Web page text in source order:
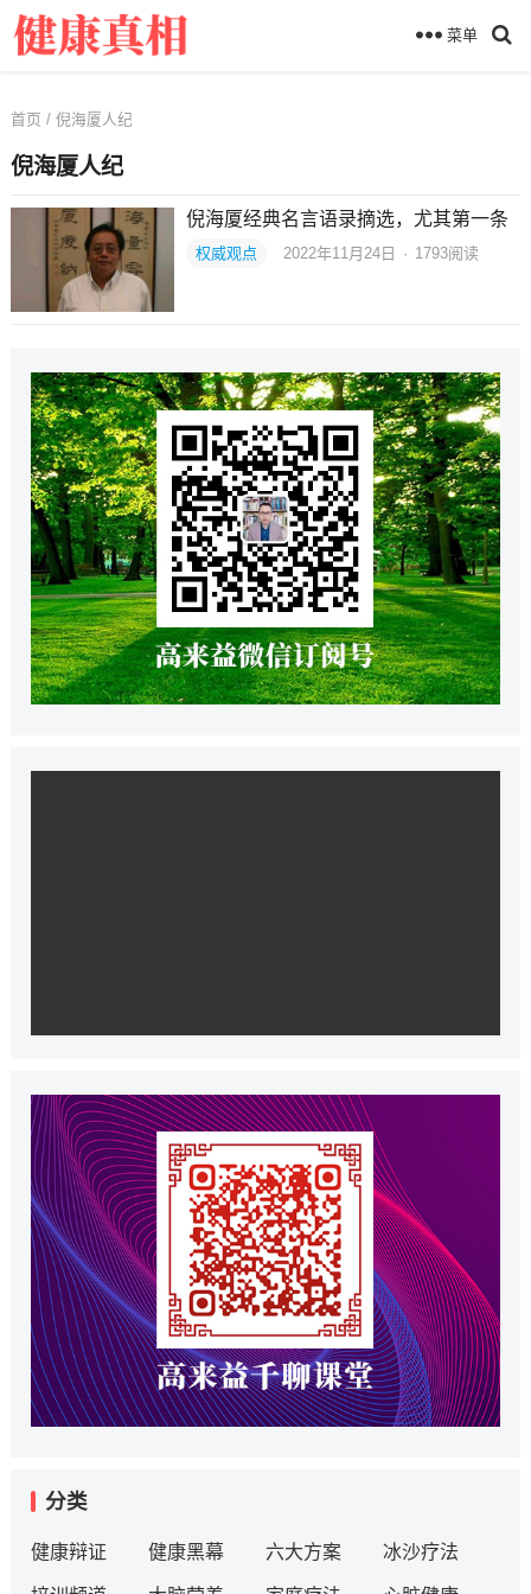
菜单
首页 / 倪海厦人纪
倪海厦人纪
倪海厦经典名言语录摘选，尤其第一条
权威观点 2022年11月24日 · 1793阅读
分类
健康辩证 健康黑幕 六大方案 冰沙疗法